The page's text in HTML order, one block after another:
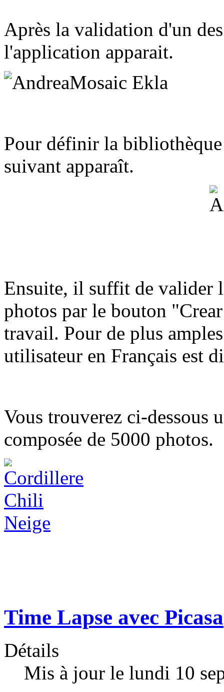
Après la validation d'un
l'application apparait.
Pour définir la
suivant apparaît.
Ensuite, il suffit de valider
photos par le bouton
travail. Pour de plus
utilisateur en Français est
Vous trouverez ci-dessous
composée de 5000 photos.
Time Lapse avec Picasa
Détails
Mis à jour le lundi 10